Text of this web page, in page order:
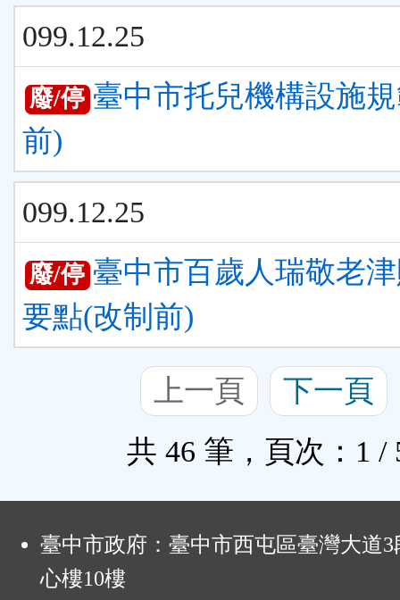
099.12.25
廢/停 臺中市托兒機構設施
前)
099.12.25
廢/停 臺中市百歲人瑞敬老
要點(改制前)
上一頁
下一頁
共 46 筆，頁次：1 /
臺中市政府：臺中市西屯區臺灣大道3
心樓10樓